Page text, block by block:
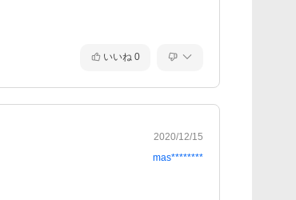
いいね 0
2020/12/15
mas********